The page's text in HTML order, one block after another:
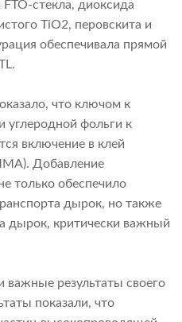
стекла, диоксида
TiO2, перовскита и
обеспечивала прямой
что ключом к
углеродной фольги к
включение в клей
Добавление
только обеспечило
дырок, но также
дырок, критически важный
важные результаты своего
показали, что